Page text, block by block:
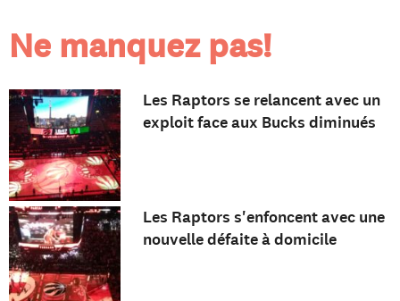
Ne manquez pas!
Les Raptors se relancent avec un
exploit face aux Bucks diminués
Les Raptors s'enfoncent avec une
nouvelle défaite à domicile